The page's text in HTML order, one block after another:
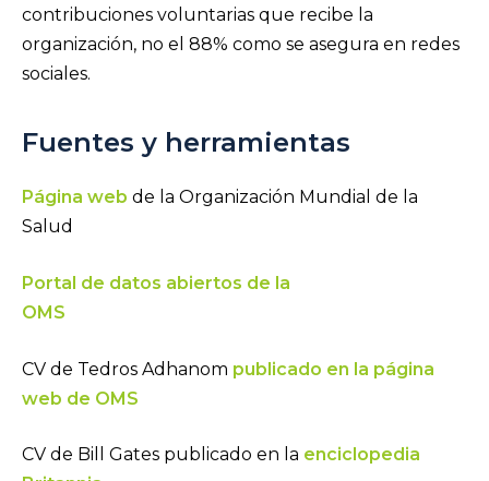
contribuciones voluntarias que recibe la
organización, no el 88% como se asegura en redes
sociales.
Fuentes y herramientas
Página web de la Organización Mundial de la
Salud
Portal de datos abiertos de la
OMS
CV de Tedros Adhanom publicado en la página
web de OMS
CV de Bill Gates publicado en la enciclopedia